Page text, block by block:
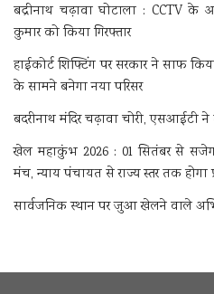
बद्रीनाथ चढ़ावा घोटाला : CCTV
कुमार को किया गिरफ्तार
हाईकोर्ट शिफ्टिंग पर सरकार ने साफ
के सामने बनेगा नया परिसर
बदरीनाथ मंदिर चढ़ावा चोरी, एसआईटी
खेल महाकुंभ 2026 : 01 सितंबर से सजेगा
मंच, न्याय पंचायत से राज्य स्तर तक होगा
सार्वजनिक स्थान पर जुआ खेलने वाले